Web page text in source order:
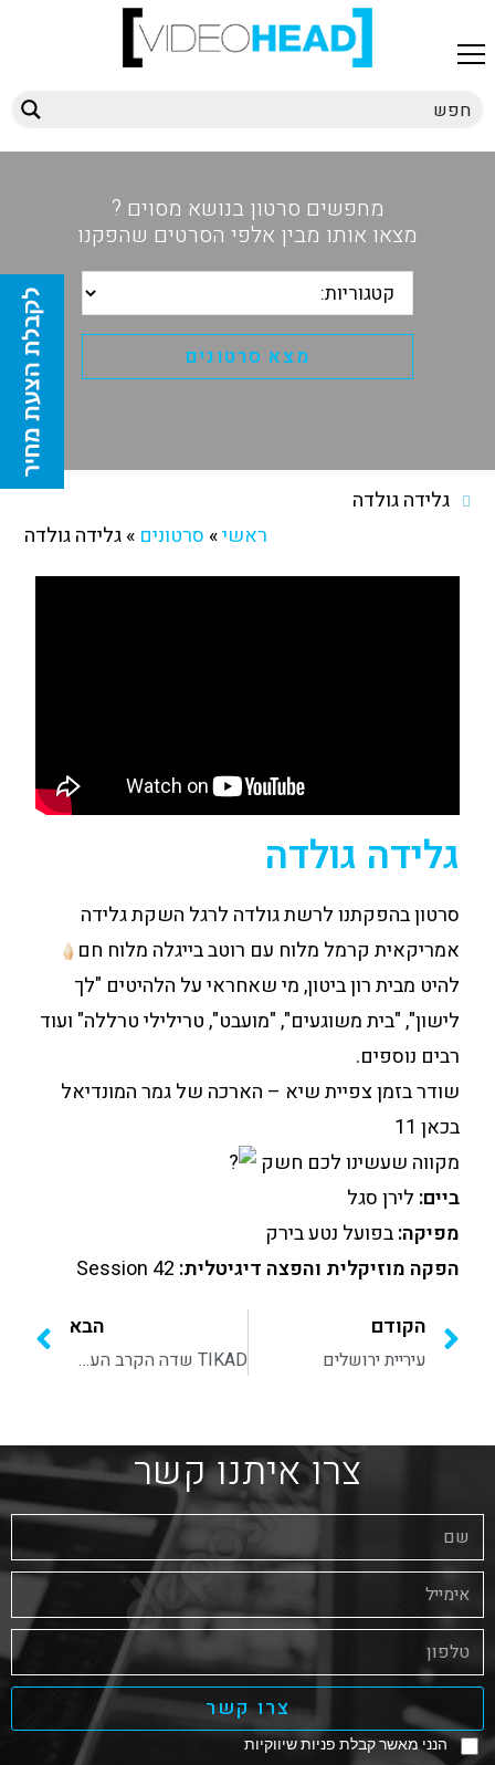
מחפשים סרטון בנושא מסוים ?
מצאו אותו מבין אלפי הסרטים שהפקנו
גלידה גולדה
ראשי» סרטונים »גלידה גולדה
גלידה גולדה
סרטון בהפקתנו לרשת גולדה לרגל השקת גלידה
אמריקאית קרמל מלוח עם רוטב בייגלה מלוח חם
להיט מבית רון ביטון, מי שאחראי על הלהיטים "לך
לישון", "בית משוגעים", "מועבט", טרילילי טרללה" ועוד
רבים נוספים.
שודר בזמן צפיית שיא – הארכה של גמר המונדיאל
בכאן 11
מקווה שעשינו לכם חשק
ביים: לירן סגל
מפיקה:בפועל נטע בירק
הפקה מוזיקלית והפצה דיגיטלית:
הקודם
עיריית ירושלים
הבא
TIKAD שדה הקרב העתידני כבר כאן!
צרו איתנו קשר
הנני מאשר קבלת פניות שיווקיות
צרו קשר